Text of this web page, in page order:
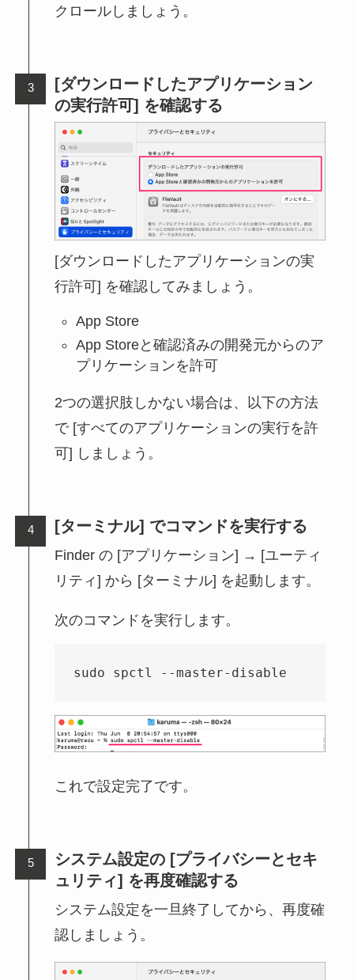
クロールしましょう。
[ダウンロードしたアプリケーション
の実行許可] を確認する
[ダウンロードしたアプリケーションの実
行許可] を確認してみましょう。
App Store
App Storeと確認済みの開発元からのア
プリケーションを許可
2つの選択肢しかない場合は、以下の方法
で [すべてのアプリケーションの実行を許
可] しましょう。
[ターミナル] でコマンドを実行する
Finder の [アプリケーション] → [ユーティ
リティ] から [ターミナル] を起動します。
次のコマンドを実行します。
sudo spctl --master-disable
これで設定完了です。
システム設定の [プライバシーとセキ
ュリティ] を再度確認する
システム設定を一旦終了してから、再度確
認しましょう。